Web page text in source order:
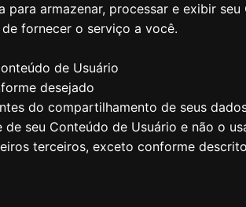
para armazenar, processar e exibir
fornecer o serviço a você.
de Usuário
desejado
do compartilhamento de seus
seu Conteúdo de Usuário e não o
terceiros, exceto conforme